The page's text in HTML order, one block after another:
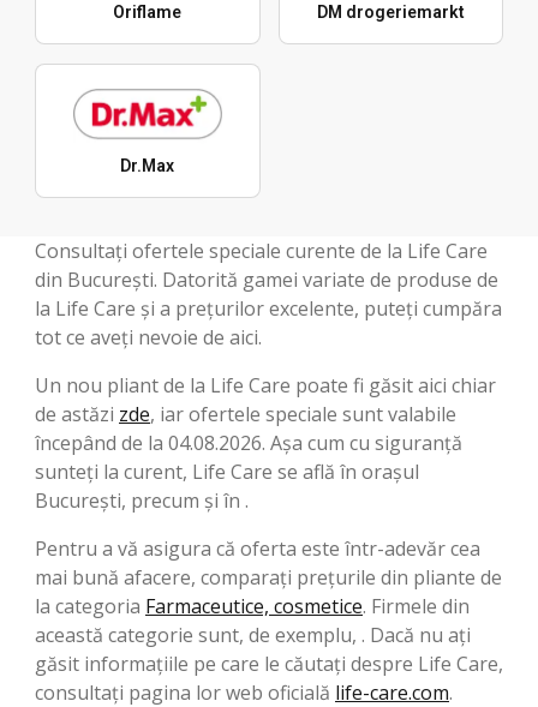
Oriflame DM drogeriemarkt
Dr.Max
Consultați ofertele speciale curente de la Life Care
din București. Datorită gamei variate de produse de
la Life Care și a prețurilor excelente, puteți cumpăra
tot ce aveți nevoie de aici.
Un nou pliant de la Life Care poate fi găsit aici chiar
de astăzi zde, iar ofertele speciale sunt valabile
începând de la 04.08.2026. Așa cum cu siguranță
sunteți la curent, Life Care se află în orașul
București, precum și în .
Pentru a vă asigura că oferta este într-adevăr cea
mai bună afacere, comparați prețurile din pliante de
la categoria Farmaceutice, cosmetice. Firmele din
această categorie sunt, de exemplu, . Dacă nu ați
găsit informațiile pe care le căutați despre Life Care,
consultați pagina lor web oficială life-care.com.